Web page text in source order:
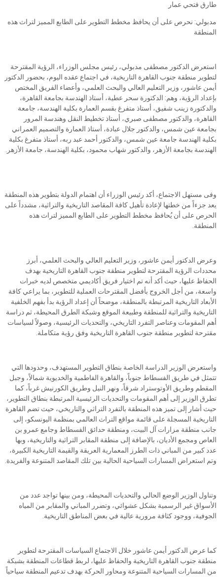
طارق فتحي عمار
مدبولي: نحرص على أن يحافظ مخطط التطوير على الطابع المميز لتراث هذه
المنطقة
استعرض الدكتور مصطفى مدبولي، رئيس مجلس الوزراء، الرؤية المقترحة
لتطوير منطقة جنوب القاهرة التاريخية، في اجتماع عقده اليوم، بحضور الدكتور
أيمن عاشور، وزير التعليم العالي والبحث العلمي، وأعضاء الفريق المختص
بإعداد الرؤية، وهم: الدكتورة سحر عطية، أستاذ الهندسة بجامعة القاهرة،
والدكتورة زينب شفيق، أستاذ متفرغ بقسم العمارة بكلية الهندسة، جامعة
القاهرة، والدكتور مصطفى صبري، أستاذ تخطيط النقل وهندسة المرور
بجامعة عين شمس، والدكتور جلال عبادة، أستاذ العمارة والتصميم العمراني
بكلية الهندسة جامعة عين شمس، والدكتور أحمد عبد ربه، أستاذ متفرغ بكلية
الهندسة بجامعة الأزهر، والدكتور شهاب محمود، بكلية الهندسة، جامعة الأزهر.
وفى مستهل الاجتماع، أكد رئيس الوزراء أن اهتمام الدولة بتطوير هذه المنطقة
يعد جزءاً من خطتها لإعادة تأهيل كافة المقاصد التاريخية والتراثية، مشدداً على
الحرص على أن يُحافظ مخطط التطوير على الطابع المميز لتراث هذه
المنطقة.
وعرض الدكتور أيمن عاشور، وزير التعليم العالي والبحث العلمي، أبرز
محددات الرؤية المقترحة لتطوير منطقة جنوب القاهرة التاريخية بهدف
الحفاظ عليها، حيث أكد أنه تم اختيار فريق أكاديمي متخصص لديه خبرات
واسعة، من أجل الخروج بأفضل المقترحات العملية للتطوير، بما يراعي كافة
الأبعاد التاريخية المرتبطة بالمنطقة، موضحاً أن إعداد الرؤية بدأ بفهم الخلفية
التاريخية والتراثية للمنطقة وطبيعة الموقع وشبكة الطرق المحيطة، ثم دراسة
أهم المقومات وعناصر التفرد التاريخي، والتحديات الرئيسية، وصولاً لسياسات
مقترحة لتطوير منطقة جنوب القاهرة التاريخية وفق رؤية متكاملة.
واستعرض الوزير الدراسة الخاصة بنطاق التطوير المستهدف، وحدودها التي
تتمثل في طريق الفسطاط جنوباً، والقاهرة الفاطمية والخديوية شمالاً، وجبل
المقطم وطريق الأوتوستراد شرقاً، ونهر النيل وطريق الكورنيش غرباً، كما
تطرق الوزير إلى أهم المقومات والتحديات الرئيسية المرتبطة بنطاق التطوير،
حيث أشار إلى تميز هذه المنطقة بالتفرد التراثي والتاريخي، حيث تضم القاهرة
التاريخية المسجلة على قائمة مواقع التراث العالمي بمنظمة اليونسكو، إلى
جانب منطقة مزارات آل البيت، ومنطقة حدائق الفسطاط وجامع عمرو بن
العاص ومجمع الأديان، بالإضافة إلى منطقة المقابر التراثية والتاريخية، وبها
عدد كبير من المباني ذات الطرز المعمارية العريقة والقيمة التاريخية الكبيرة،
وتم استعراض المسارات السياحية الحالية بين تلك المقاصد المتنوعة والفريدة.
وتناول الوزير الوضع الحالي والتحديات المحيطة، ومن بينها تواجد عدد من
الأسواق غير الرسمية بشكل عشوائي، وتضرر المباني والمقابر من المياه
الجوفية، ووجود كثافة مرورية عالية في بعض المناطق التاريخية.
كما عرض الدكتور أيمن عاشور خلال الاجتماع السياسات المقترحة لتطوير
منطقة جنوب القاهرة التاريخية والحفاظ عليها، لربط قطاعات المنطقة بشبكة
من المسارات السياحية المتنوعة ومحاور الحركة بهدف تدعيم المنطقة سياحياً